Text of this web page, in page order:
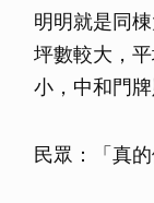
明明就是同
坪數較大，
小，中和門
民眾：「真